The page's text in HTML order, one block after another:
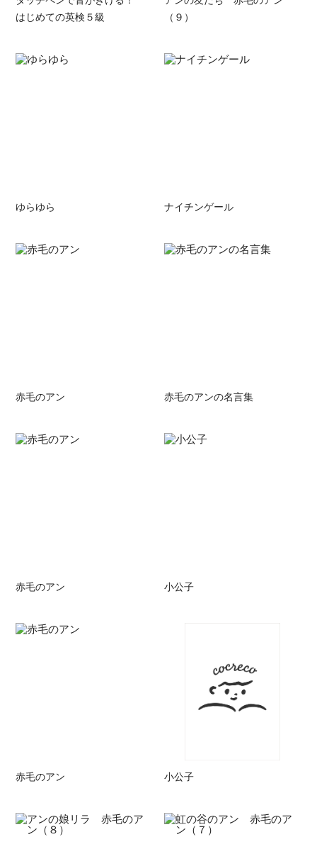
はじめての英検５級
（９）
ゆらゆら ナイチンゲール
赤毛のアン 赤毛のアンの名言集
赤毛のアン 小公子
赤毛のアン 小公子